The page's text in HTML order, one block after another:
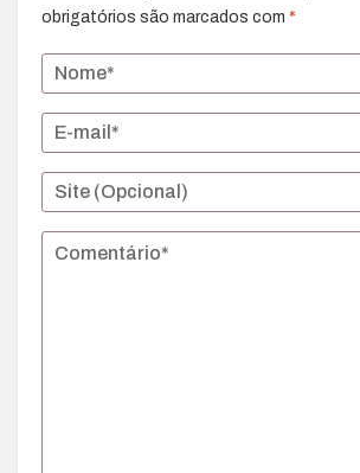
obrigatórios são marcados com *